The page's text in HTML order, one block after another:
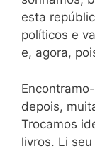
esta
políticos e
e, agora,
depois,
Trocamos
livros. Li